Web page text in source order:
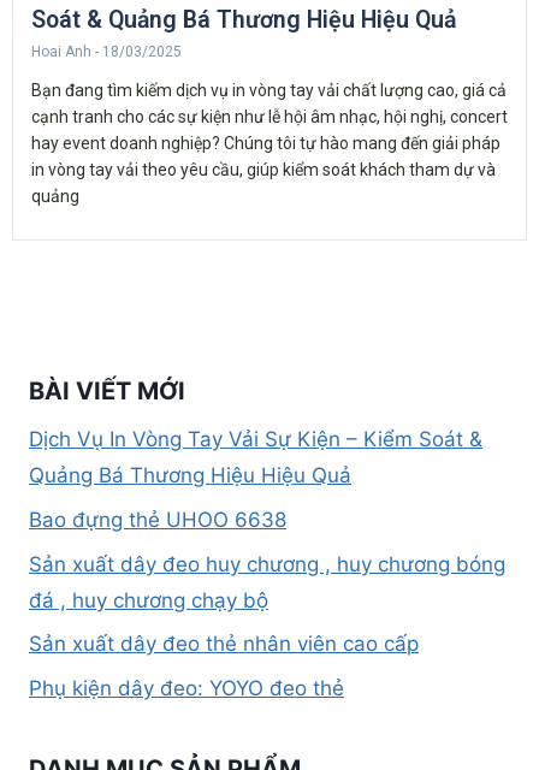
Soát & Quảng Bá Thương Hiệu Hiệu Quả
Hoai Anh 18/03/2025
Bạn đang tìm kiếm dịch vụ in vòng tay vải chất lượng cao, giá cả
cạnh tranh cho các sự kiện như lễ hội âm nhạc, hội nghị, concert
hay event doanh nghiệp? Chúng tôi tự hào mang đến giải pháp
in vòng tay vải theo yêu cầu, giúp kiểm soát khách tham dự và
quảng
BÀI VIẾT MỚI
Dịch Vụ In Vòng Tay Vải Sự Kiện – Kiểm Soát &
Quảng Bá Thương Hiệu Hiệu Quả
Bao đựng thẻ UHOO 6638
Sản xuất dây đeo huy chương , huy chương bóng
đá , huy chương chạy bộ
Sản xuất dây đeo thẻ nhân viên cao cấp
Phụ kiện dây đeo: YOYO đeo thẻ